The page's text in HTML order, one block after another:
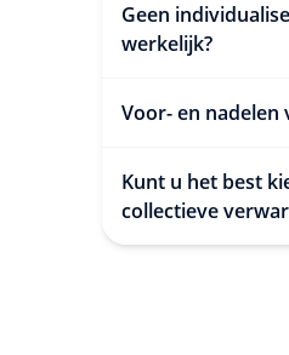
Geen
werkelijk?
Voor- en
Kunt u het best
collectieve